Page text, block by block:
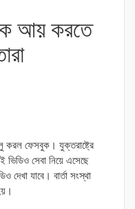
আয় করতে
করল ফেসবুক। যুক্তরাষ্ট্রে
সেবা নিয়ে এসেছে
যাবে। বার্তা সংস্থা